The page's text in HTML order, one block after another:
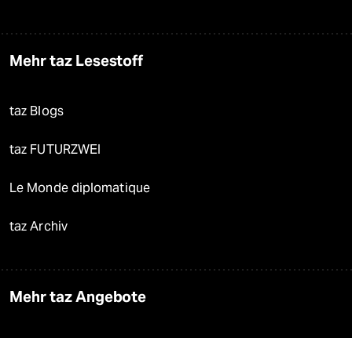
Mehr taz Lesestoff
taz Blogs
taz FUTURZWEI
Le Monde diplomatique
taz Archiv
Mehr taz Angebote